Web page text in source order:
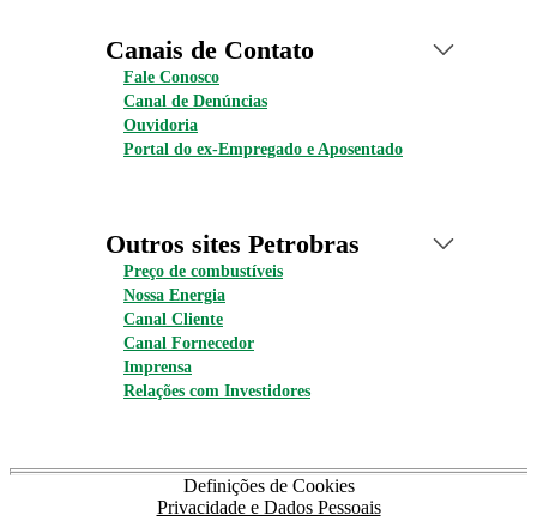
Canais de Contato
Fale Conosco
Canal de Denúncias
Ouvidoria
Portal do ex-Empregado e Aposentado
Outros sites Petrobras
Preço de combustíveis
Nossa Energia
Canal Cliente
Canal Fornecedor
Imprensa
Relações com Investidores
Definições de Cookies
Privacidade e Dados Pessoais